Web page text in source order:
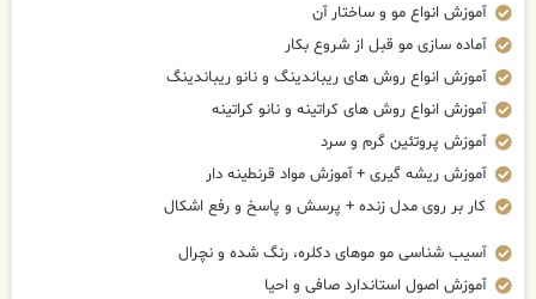
آموزش انواع مو و ساختار آن
آماده سازی مو قبل از شروع بکار
آموزش انواع روش های ریباندینگ و نانو ریباندینگ
آموزش انواع روش های کراتینه و نانو کراتینه
آموزش پروتئین گرم و سرد
آموزش ریشه گیری + آموزش مواد قرنطینه دار
کار بر روی مدل زنده + پرسش و پاسخ و رفع اشکال
آسیب شناسی مو موهای دکلره، رنگ شده و نچرال
آموزش اصول استاندارد صافی و احیا